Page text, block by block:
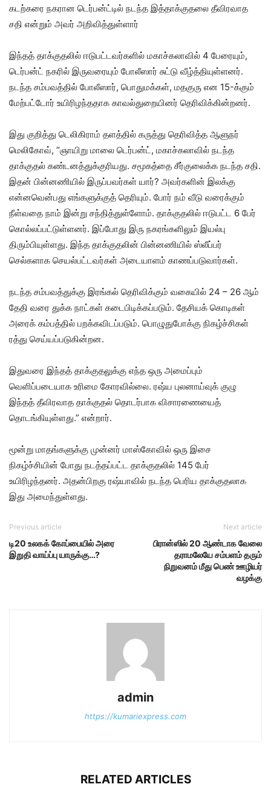
கடற்கரை நகரான டெர்பன்ட்டில் நடந்த இத்தாக்குதலை தீவிரவாத
சதி என்றும் அவர் அறிவித்துள்ளார்
இந்தத் தாக்குதலில் ஈடுபட்டவர்களில் மகாச்கலாவில் 4 பேரையும்,
டெர்பன்ட் நகரில் இருவரையும் போலீஸார் சுட்டு வீழ்த்தியுள்ளனர்.
நடந்த சம்பவத்தில் போலீஸார், பொதுமக்கள், மதகுரு என 15-க்கும்
மேற்பட்டோர் உயிரிழந்ததாக காவல்துறையினர் தெரிவிக்கின்றனர்.
இது குறித்து டெலிகிராம் தளத்தில் கருத்து தெரிவித்த ஆளுநர்
மெலிகோவ், “ஞாயிறு மாலை டெர்பன்ட், மகாச்கலாவில் நடந்த
தாக்குதல் கண்டனத்துக்குரியது. சமூகத்தை சீர்குலைக்க நடந்த சதி.
இதன் பின்னணியில் இருப்பவர்கள் யார்? அவர்களின் இலக்கு
என்னவென்பது எங்களுக்குத் தெரியும். போர் நம் வீடு வரைக்கும்
நீள்வதை நாம் இன்று சந்தித்துள்ளோம். தாக்குதலில் ஈடுபட்ட 6 பேர்
கொல்லப்பட்டுள்ளனர். இப்போது இரு நகரங்களிலும் இயல்பு
திரும்பியுள்ளது. இந்த தாக்குதலின் பின்னணியில் ஸ்லீப்பர்
செல்களாக செயல்பட்டவர்கள் அடையாளம் காணப்படுவார்கள்.
நடந்த சம்பவத்துக்கு இரங்கல் தெரிவிக்கும் வகையில் 24 – 26 ஆம்
தேதி வரை துக்க நாட்கள் கடைபிடிக்கப்படும். தேசியக் கொடிகள்
அரைக் கம்பத்தில் பறக்கவிடப்படும். பொழுதுபோக்கு நிகழ்ச்சிகள்
ரத்து செய்யப்படுகின்றன.
இதுவரை இந்தத் தாக்குதலுக்கு எந்த ஒரு அமைப்பும்
வெளிப்படையாக உரிமை கோரவில்லை. ரஷ்ய புலனாய்வுக் குழு
இந்தத் தீவிரவாத தாக்குதல் தொடர்பாக விசாரணையைத்
தொடங்கியுள்ளது.” என்றார்.
மூன்று மாதங்களுக்கு முன்னர் மாஸ்கோவில் ஒரு இசை
நிகழ்ச்சியின் போது நடத்தப்பட்ட தாக்குதலில் 145 பேர்
உயிரிழந்தனர். அதன்பிறகு ரஷ்யாவில் நடந்த பெரிய தாக்குதலாக
இது அமைந்துள்ளது.
Previous article
டி20 உலகக் கோப்பையில் அரை
இறுதி வாய்ப்பு யாருக்கு…?
Next article
பிரான்ஸில் 20 ஆண்டாக வேலை
தராமலேயே சம்பளம் தரும்
நிறுவனம் மீது பெண் ஊழியர்
வழக்கு
admin
https://kumariexpress.com
RELATED ARTICLES